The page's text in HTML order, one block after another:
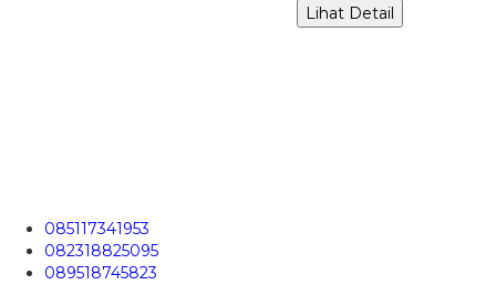
Lihat Detail
085117341953
082318825095
089518745823